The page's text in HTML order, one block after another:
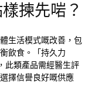
揀先啱？
生活模式嘅改善，包
飲食。「持久力
此類產品需經醫生評
擇信譽良好嘅供應